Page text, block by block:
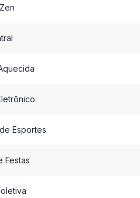
Esportes
Festas